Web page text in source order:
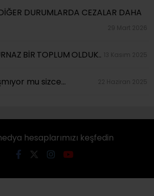
DURUMLARDA CEZALAR DAHA
29 Mart 2026
BİR TOPLUM OLDUK.. 13 Kasım 2025
mu sizce… 22 Haziran 2025
hesaplarımızı keşfedin